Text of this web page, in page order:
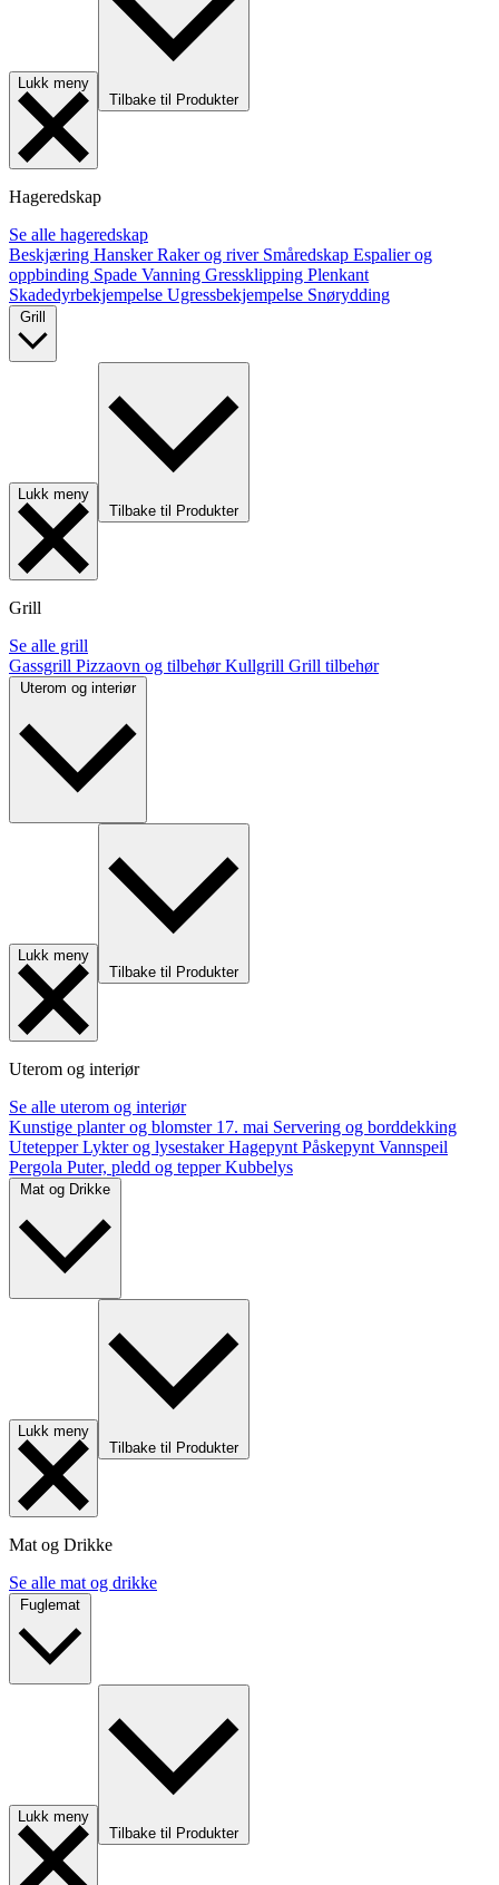
Lukk meny
Tilbake til Produkter
Hageredskap
Se alle hageredskap
Beskjæring HanskerRaker og river Småredskap Espalier og
oppbinding Spade Vanning Gressklipping Plenkant
Skadedyrbekjempelse Ugressbekjempelse Snørydding
Lukk meny
Tilbake til Produkter
Grill
Se alle grill
Gassgrill Pizzaovn og tilbehørKullgrill Grill tilbehør
Uterom og interiør
Lukk meny
Tilbake til Produkter
Uterom og interiør
Se alle uterom og interiør
Kunstige planter og blomster 17. mai Servering og borddekking
UtetepperLykter og lysestakerHagepynt Påskepynt Vannspeil
Pergola Puter, pledd og tepperKubbelys
Lukk meny
Tilbake til Produkter
Mat og Drikke
Se alle mat og drikke
Lukk meny
Tilbake til Produkter